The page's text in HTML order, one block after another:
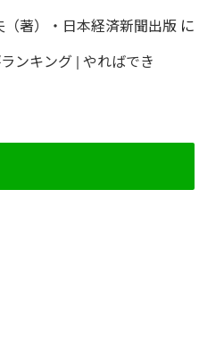
著）・日本経済新聞出版 に
ンキング | やればでき